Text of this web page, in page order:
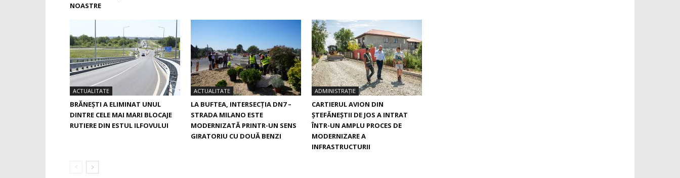
NOASTRE
ACTUALITATE
BRĂNEȘTI A ELIMINAT UNUL
DINTRE CELE MAI MARI BLOCAJE
RUTIERE DIN ESTUL ILFOVULUI
ACTUALITATE
LA BUFTEA, INTERSECŢIA DN7 –
STRADA MILANO ESTE
MODERNIZATĂ PRINTR-UN SENS
GIRATORIU CU DOUĂ BENZI
ADMINISTRAȚIE
CARTIERUL AVION DIN
ŞTEFĂNEŞTII DE JOS A INTRAT
ÎNTR-UN AMPLU PROCES DE
MODERNIZARE A
INFRASTRUCTURII